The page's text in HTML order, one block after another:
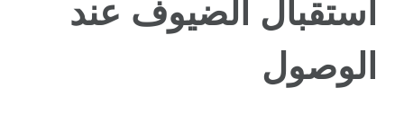
استقبال الضيوف عند
الوصول